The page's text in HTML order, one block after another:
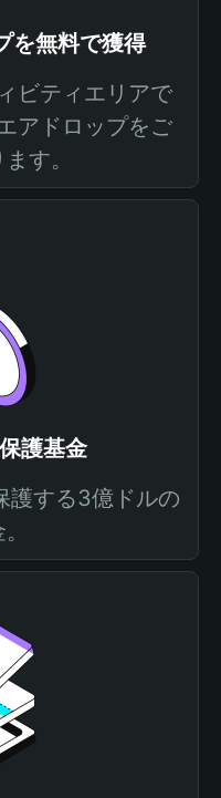
を無料で獲得
ビティエリアで
アドロップをご
す。
護基金
護する3億ドルの